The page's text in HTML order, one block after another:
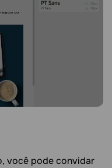
você pode convidar